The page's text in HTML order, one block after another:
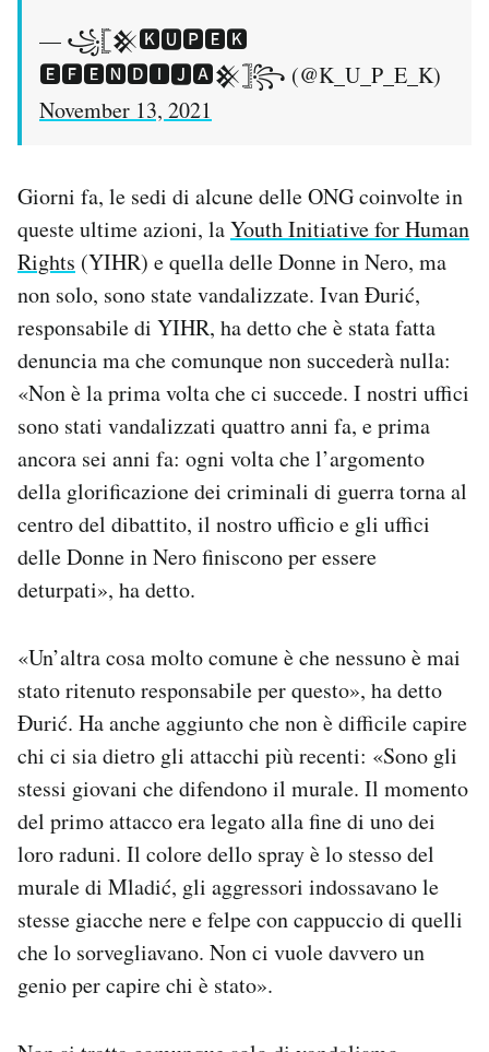
— ꧁𓊈𒆜🅺🆄🅿🅴🅺
🅴🅵🅴🅽🅳🅸🅹🅰𒆜𓊉꧂ (@K_U_P_E_K)
November 13, 2021
Giorni fa, le sedi di alcune delle ONG coinvolte in
queste ultime azioni, laYouth Initiative for Human
Rights (YIHR) e quella delle Donne in Nero, ma
non solo, sono state vandalizzate. Ivan Đurić,
responsabile di YIHR, ha detto che è stata fatta
denuncia ma che comunque non succederà nulla:
«Non è la prima volta che ci succede. I nostri uffici
sono stati vandalizzati quattro anni fa, e prima
ancora sei anni fa: ogni volta che l’argomento
della glorificazione dei criminali di guerra torna al
centro del dibattito, il nostro ufficio e gli uffici
delle Donne in Nero finiscono per essere
deturpati», ha detto.
«Un’altra cosa molto comune è che nessuno è mai
stato ritenuto responsabile per questo», ha detto
Đurić. Ha anche aggiunto che non è difficile capire
chi ci sia dietro gli attacchi più recenti: «Sono gli
stessi giovani che difendono il murale. Il momento
del primo attacco era legato alla fine di uno dei
loro raduni. Il colore dello spray è lo stesso del
murale di Mladić, gli aggressori indossavano le
stesse giacche nere e felpe con cappuccio di quelli
che lo sorvegliavano. Non ci vuole davvero un
genio per capire chi è stato».